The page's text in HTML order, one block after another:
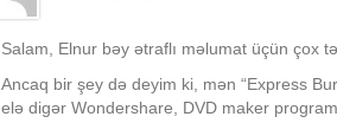
Salam, Elnur bəy ətraflı məlumat üçün çox
Ancaq bir şey də deyim ki, mən “Express
elə digər Wondershare, DVD maker